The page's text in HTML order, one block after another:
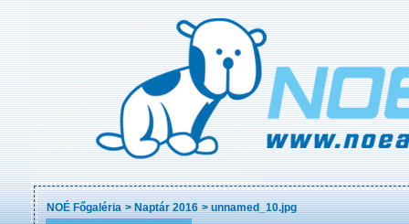
NOÉ Főgaléria >Naptár 2016 >unnamed_10.jpg